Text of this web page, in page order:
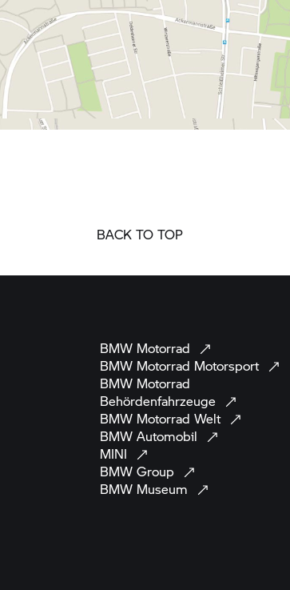
BACK TO TOP
BMW Motorrad
BMW Motorrad Motorsport
BMW Motorrad
Behördenfahrzeuge
BMW Motorrad Welt
BMW Automobil
MINI
BMW Group
BMW Museum